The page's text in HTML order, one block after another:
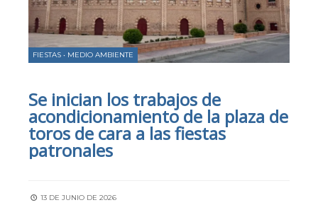
FIESTAS • MEDIO AMBIENTE
Se inician los trabajos de
acondicionamiento de la plaza de
toros de cara a las fiestas
patronales
13 DE JUNIO DE 2026